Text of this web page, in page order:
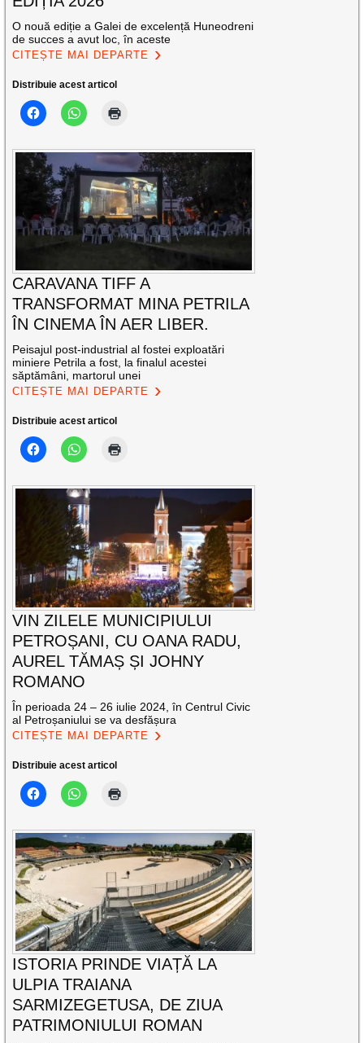
O nouă ediție a Galei de excelență Huneodreni
de succes a avut loc, în aceste
CITEȘTE MAI DEPARTE
Distribuie acest articol
CARAVANA TIFF A
TRANSFORMAT MINA PETRILA
ÎN CINEMA ÎN AER LIBER.
Peisajul post-industrial al fostei exploatări
miniere Petrila a fost, la finalul acestei
săptămâni, martorul unei
CITEȘTE MAI DEPARTE
Distribuie acest articol
VIN ZILELE MUNICIPIULUI
PETROȘANI, CU OANA RADU,
AUREL TĂMAȘ ȘI JOHNY
ROMANO
În perioada 24 – 26 iulie 2024, în Centrul Civic
al Petroșaniului se va desfășura
CITEȘTE MAI DEPARTE
Distribuie acest articol
ISTORIA PRINDE VIAȚĂ LA
ULPIA TRAIANA
SARMIZEGETUSA, DE ZIUA
PATRIMONIULUI ROMAN